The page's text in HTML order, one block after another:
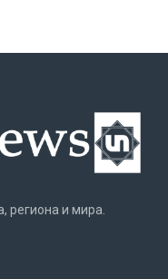
региона и мира.